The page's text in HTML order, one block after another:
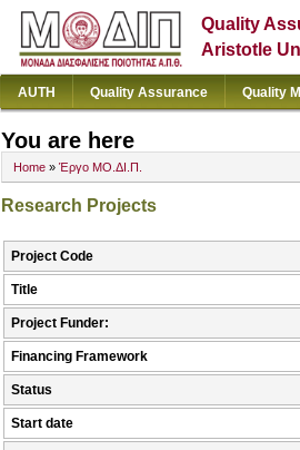
Quality
Aristotle
AUTH Quality Assurance Quality
You are here
Home » Έργο ΜΟ.ΔΙ.Π.
Research Projects
Project Code
Title
Project Funder:
Financing Framework
Status
Start date